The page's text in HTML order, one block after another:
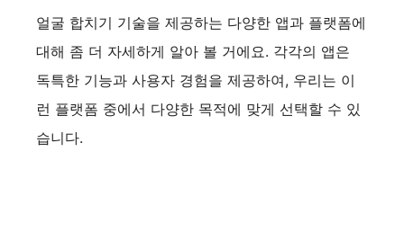
얼굴 합치기 기술을 제공하는 다양한 앱과 플랫폼에
대해 좀 더 자세하게 알아 볼 거에요. 각각의 앱은
독특한 기능과 사용자 경험을 제공하여, 우리는 이
런 플랫폼 중에서 다양한 목적에 맞게 선택할 수 있
습니다.